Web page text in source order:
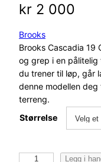
kr 2 000
Brooks
Brooks Cascadia 19
og grep i en pålitelig
du trener til løp, går
denne modellen
terreng.
Størrelse
Legg i